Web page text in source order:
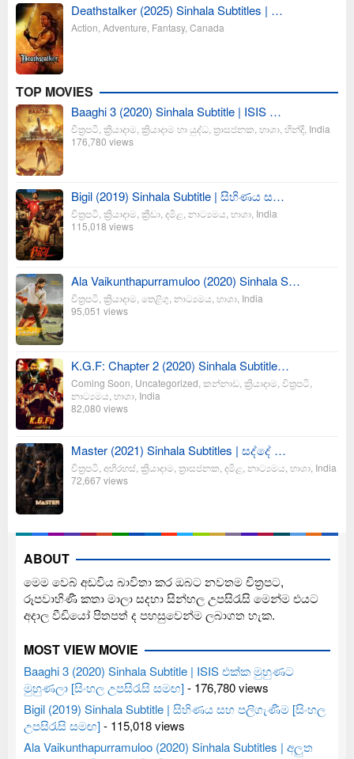
Deathstalker (2025) Sinhala Subtitles | …
Action Adventure Fantasy, Canada
TOP MOVIES
Baaghi 3 (2020) Sinhala Subtitle | ISIS …
චිත්‍රපටි ක්‍රියාදාම ක්‍රියාදාම හා යුද්ධ ත්‍රාසජනක භාශා හින්දි India
176,780 views
Bigil (2019) Sinhala Subtitle | සිහිණය ස…
චිත්‍රපටි ක්‍රියාදාම ක්‍රීඩා දමිළ නාට්‍යමය භාශා India
115,018 views
Ala Vaikunthapurramuloo (2020) Sinhala S…
චිත්‍රපටි ක්‍රියාදාම තෙළිගු නාට්‍යමය භාශා India
95,051 views
K.G.F: Chapter 2 (2020) Sinhala Subtitle…
Coming Soon Uncategorized කන්නාඩ ක්‍රියාදාම චිත්‍රපටි
නාට්‍යමය භාශා India
82,080 views
Master (2021) Sinhala Subtitles | සද්දේ …
චිත්‍රපටි අභිරහස් ක්‍රියාදාම ත්‍රාසජනක දමිළ නාට්‍යමය භාශා India
72,667 views
ABOUT
මෙම වෙබ් අඩවිය බාවිතා කර ඔබට නවතම චිත්‍රපට,
රූපවාහිණී කතා මාලා සදහා සින්හල උපසිරැසි මෙන්ම එයට
අදාල වීඩියෝ පිතපත් ද පහසුවෙන්ම ලබාගත හැක.
MOST VIEW MOVIE
Baaghi 3 (2020) Sinhala Subtitle | ISIS එක්ක මුහුණට
මුහුණලා [සිංහල උපසිරැසි සමඟ]- 176,780 views
Bigil (2019) Sinhala Subtitle | සිහිණය සහ පලිගැණීම [සිංහල
උපසිරැසි සමඟ]- 115,018 views
Ala Vaikunthapurramuloo (2020) Sinhala Subtitles | අලුත